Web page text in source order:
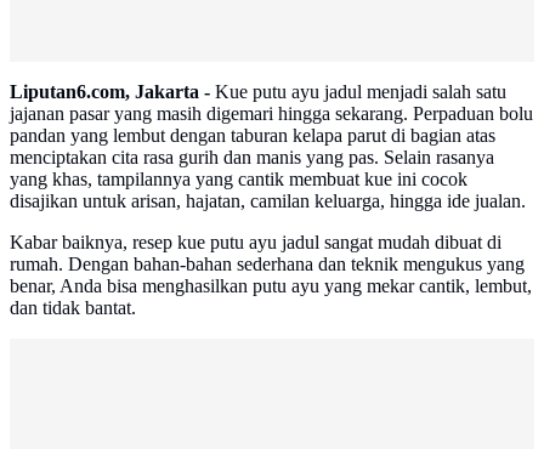
Liputan6.com, Jakarta - Kue putu ayu jadul menjadi salah satu
jajanan pasar yang masih digemari hingga sekarang. Perpaduan bolu
pandan yang lembut dengan taburan kelapa parut di bagian atas
menciptakan cita rasa gurih dan manis yang pas. Selain rasanya
yang khas, tampilannya yang cantik membuat kue ini cocok
disajikan untuk arisan, hajatan, camilan keluarga, hingga ide jualan.
Kabar baiknya, resep kue putu ayu jadul sangat mudah dibuat di
rumah. Dengan bahan-bahan sederhana dan teknik mengukus yang
benar, Anda bisa menghasilkan putu ayu yang mekar cantik, lembut,
dan tidak bantat.